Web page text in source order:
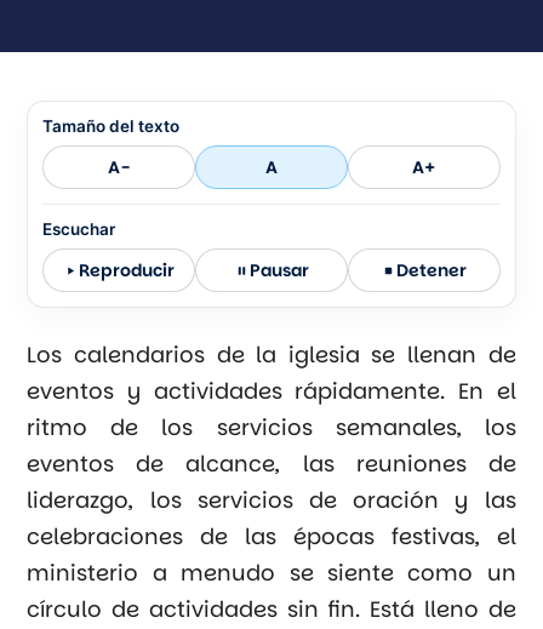
Tamaño del texto
A- A A+
Escuchar
Reproducir Pausar Detener
Los calendarios de la iglesia se llenan de
eventos y actividades rápidamente. En el
ritmo de los servicios semanales, los
eventos de alcance, las reuniones de
liderazgo, los servicios de oración y las
celebraciones de las épocas festivas, el
ministerio a menudo se siente como un
círculo de actividades sin fin. Está lleno de